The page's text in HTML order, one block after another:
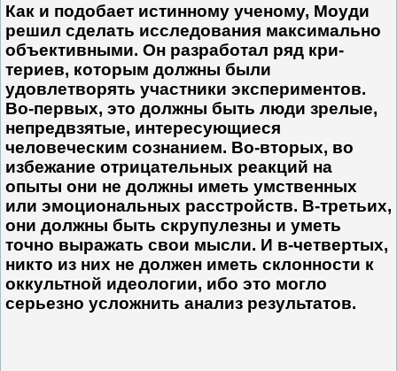
Как и подобает истинному ученому, Моуди
решил сделать исследования максимально
объективными. Он разработал ряд кри­
териев, которым должны были
удовлетворять участники экспериментов.
Во-первых, это должны быть люди зрелые,
непредвзя­тые, интересующиеся
человеческим сознанием. Во-вторых, во
избежание отрицательных реакций на
опыты они не должны иметь умственных
или эмоциональных расстройств. В-третьих,
они должны быть скрупулезны и уметь
точно выражать свои мысли. И в-четвертых,
никто из них не должен иметь склонности к
оккультной идеологии, ибо это могло
серьезно усложнить анализ результатов.